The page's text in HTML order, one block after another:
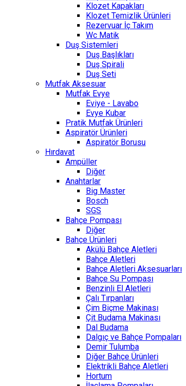
Klozet Kapakları
Klozet Temizlik Ürünleri
Rezervuar İç Takım
Wc Matik
Duş Sistemleri
Duş Başlıkları
Duş Spirali
Duş Seti
Mutfak Aksesuar
Mutfak Evye
Eviye - Lavabo
Evye Kubar
Pratik Mutfak Ürünleri
Aspiratör Ürünleri
Aspiratör Borusu
Hırdavat
Ampüller
Diğer
Anahtarlar
Big Master
Bosch
SGS
Bahçe Pompası
Diğer
Bahçe Ürünleri
Akülü Bahçe Aletleri
Bahçe Aletleri
Bahçe Aletleri Aksesuarları
Bahçe Su Pompası
Benzinli El Aletleri
Çalı Tırpanları
Çim Biçme Makinası
Çit Budama Makinası
Dal Budama
Dalgıç ve Bahçe Pompaları
Demir Tulumba
Diğer Bahçe Ürünleri
Elektrikli Bahçe Aletleri
Hortum